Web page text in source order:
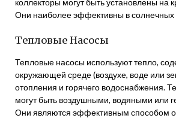
коллекторы могут быть установлены на
Они наиболее эффективны в солнечных
Тепловые Насосы
Тепловые насосы используют тепло,
окружающей среде (воздухе, воде или
отопления и горячего водоснабжения.
могут быть воздушными, водяными или
Они являются эффективным способом